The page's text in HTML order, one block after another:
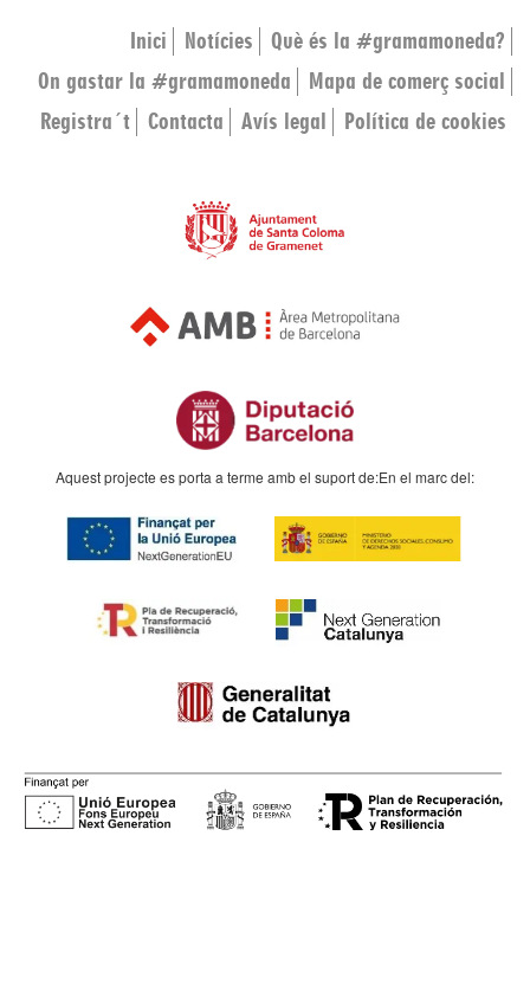
Inici Notícies
Què és la #gramamoneda?
On gastar la #gramamoneda
Mapa de comerç social
Registra´t
Contacta Avís legal Política de cookies
Aquest projecte es porta a terme amb el suport de:En el marc del: